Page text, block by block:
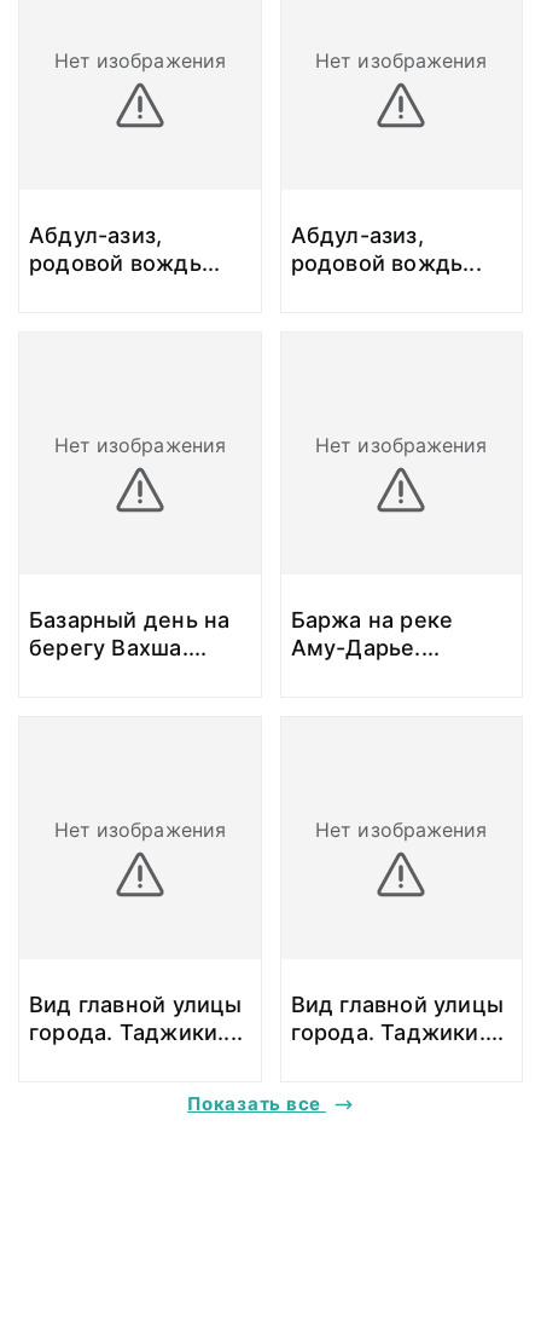
Нет изображения
Абдул-азиз,
родовой вождь...
Нет изображения
Абдул-азиз,
родовой вождь...
Нет изображения
Базарный день на
берегу Вахша....
Нет изображения
Баржа на реке
Аму-Дарье....
Нет изображения
Вид главной улицы
города. Таджики....
Нет изображения
Вид главной улицы
города. Таджики....
Показать все